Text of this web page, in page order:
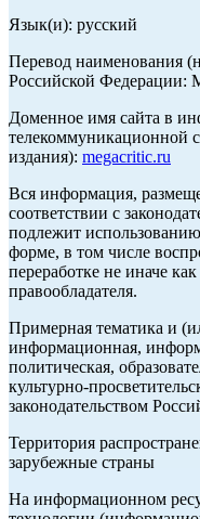
Язык(и): русский
Перевод наименования
Российской Федерации:
Доменное имя сайта в
телекоммуникационной
издания): megacritic.ru
Вся информация,
соответствии с
подлежит
форме, в том числе
переработке не иначе
правообладателя.
Примерная тематика и
информационная,
политическая,
культурно-
законодательством
Территория
зарубежные страны
На информационном